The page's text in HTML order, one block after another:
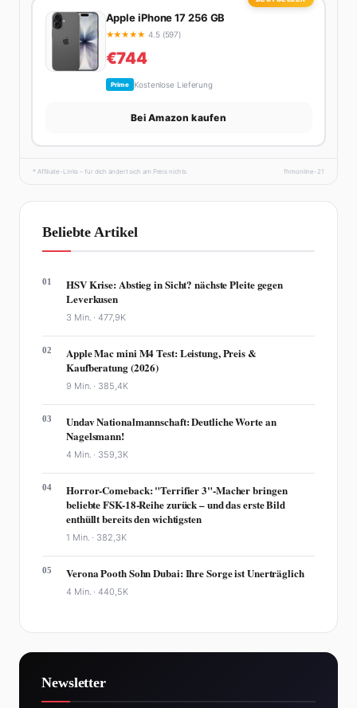
Apple iPhone 17 256 GB
★★★★★ 4.5 (597)
€744
Prime Kostenlose Lieferung
Bei Amazon kaufen
* Affiliate-Links – für dich ändert sich am Preis nichts. fhmonline-21
Beliebte Artikel
01
HSV Krise: Abstieg in Sicht? nächste Pleite gegen
Leverkusen
3 Min. ·477,9K
02
Apple Mac mini M4 Test: Leistung, Preis &
Kaufberatung (2026)
9 Min. · 385,4K
03
Undav Nationalmannschaft: Deutliche Worte an
Nagelsmann!
4 Min. · 359,3K
04
Horror-Comeback: "Terrifier 3"-Macher bringen
beliebte FSK-18-Reihe zurück – und das erste Bild
enthüllt bereits den wichtigsten
1 Min. · 382,3K
05 Verona Pooth Sohn Dubai: Ihre Sorge ist Unerträglich
4 Min. ·440,5K
Newsletter